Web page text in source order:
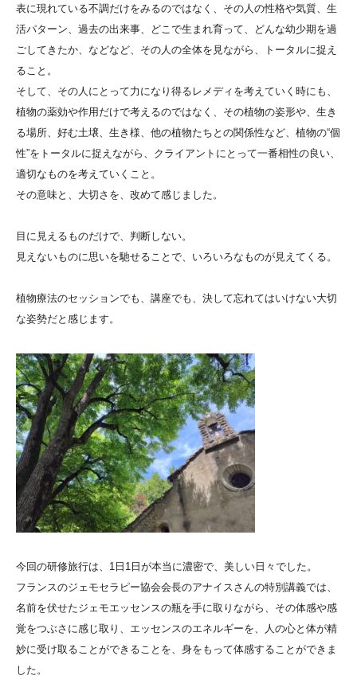
表に現れている不調だけをみるのではなく、その人の性格や気質、生
活パターン、過去の出来事、どこで生まれ育って、どんな幼少期を過
ごしてきたか、などなど、その人の全体を見ながら、トータルに捉え
ること。
そして、その人にとって力になり得るレメディを考えていく時にも、
植物の薬効や作用だけで考えるのではなく、その植物の姿形や、生き
る場所、好む土壌、生き様、他の植物たちとの関係性など、植物の“個
性”をトータルに捉えながら、クライアントにとって一番相性の良い、
適切なものを考えていくこと。
その意味と、大切さを、改めて感じました。
目に見えるものだけで、判断しない。
見えないものに思いを馳せることで、いろいろなものが見えてくる。
植物療法のセッションでも、講座でも、決して忘れてはいけない大切
な姿勢だと感じます。
今回の研修旅行は、1日1日が本当に濃密で、美しい日々でした。
フランスのジェモセラピー協会会長のアナイスさんの特別講義では、
名前を伏せたジェモエッセンスの瓶を手に取りながら、その体感や感
覚をつぶさに感じ取り、エッセンスのエネルギーを、人の心と体が精
妙に受け取ることができることを、身をもって体感することができま
した。